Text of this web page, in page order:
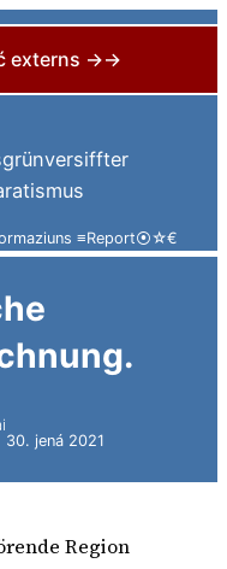
externs →→
≡Report⦿☆€
30. jená 2021
Region